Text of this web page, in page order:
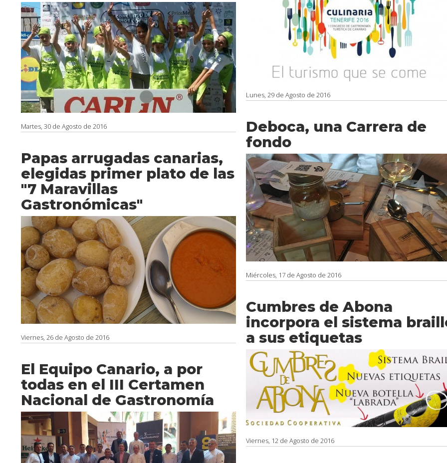
Martes, 30 de Agosto de 2016
Papas arrugadas canarias,
elegidas primer plato de las
"7 Maravillas
Gastronómicas"
Viernes, 26 de Agosto de 2016
El Equipo Canario, a por
todas en el III Certamen
Nacional de Gastronomía
Lunes, 29 de Agosto de 2016
Deboca, una Carrera de
fondo
Miércoles, 17 de Agosto de 2016
Cumbres de Abona
incorpora el sistema
a sus etiquetas
Viernes, 12 de Agosto de 2016